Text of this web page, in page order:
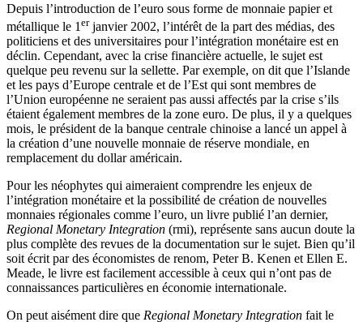
Depuis l’introduction de l’euro sous forme de monnaie papier et
métallique le 1 erjanvier 2002, l’intérêt de la part des médias, des
politiciens et des universitaires pour l’intégration monétaire est en
déclin. Cependant, avec la crise financière actuelle, le sujet est
quelque peu revenu sur la sellette. Par exemple, on dit que l’Islande
et les pays d’Europe centrale et de l’Est qui sont membres de
l’Union européenne ne seraient pas aussi affectés par la crise s’ils
étaient également membres de la zone euro. De plus, il y a quelques
mois, le président de la banque centrale chinoise a lancé un appel à
la création d’une nouvelle monnaie de réserve mondiale, en
remplacement du dollar américain.
Pour les néophytes qui aimeraient comprendre les enjeux de
l’intégration monétaire et la possibilité de création de nouvelles
monnaies régionales comme l’euro, un livre publié l’an dernier,
Regional Monetary Integration (rmi), représente sans aucun doute la
plus complète des revues de la documentation sur le sujet. Bien qu’il
soit écrit par des économistes de renom, Peter B. Kenen et Ellen E.
Meade, le livre est facilement accessible à ceux qui n’ont pas de
connaissances particulières en économie internationale.
On peut aisément dire que Regional Monetary Integration fait le